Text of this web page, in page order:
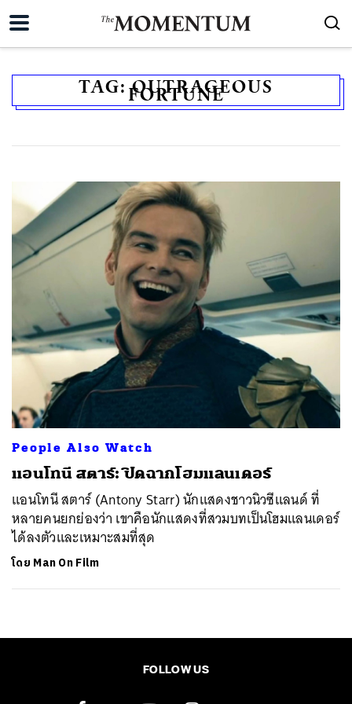
TAG:OUTRAGEOUS
FORTUNE
People Also Watch
แอนโทนี สตาร์: ปิดฉากโฮมแลนเดอร์
แอนโทนี สตาร์ (Antony Starr) นักแสดงชาวนิวซีแลนด์ ที่
หลายคนยกย่องว่า เขาคือนักแสดงที่สวมบทเป็นโฮมแลนเดอร์
ได้ลงตัวและเหมาะสมที่สุด
โดย Man On Film
FOLLOW US
SHARE EMAIL